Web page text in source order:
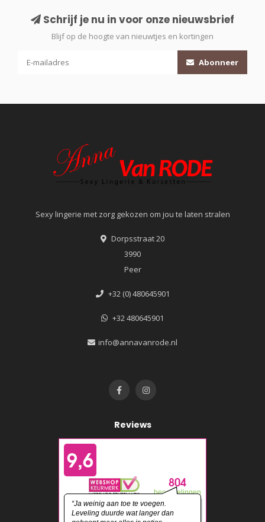
Schrijf je nu in voor onze nieuwsbrief
Blijf op de hoogte van nieuwtjes en kortingen
Abonneer
Sexy lingerie met zorg gekozen om jou te laten stralen
Dorpsstraat 20
3990
Peer
+32 (0) 480645901
+32 480645901
info@annavanrode.nl
Reviews